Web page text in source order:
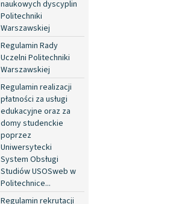
naukowych dyscyplin
Politechniki
Warszawskiej
Regulamin Rady
Uczelni Politechniki
Warszawskiej
Regulamin realizacji
płatności za usługi
edukacyjne oraz za
domy studenckie
poprzez
Uniwersytecki
System Obsługi
Studiów USOSweb w
Politechnice...
Regulamin rekrutacji